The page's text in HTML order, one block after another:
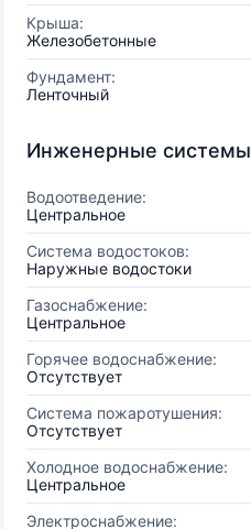
Крыша:
Железобетонные
Фундамент:
Ленточный
Инженерные системы
Водоотведение:
Центральное
Система водостоков:
Наружные водостоки
Газоснабжение:
Центральное
Горячее водоснабжение:
Отсутствует
Система пожаротушения:
Отсутствует
Холодное водоснабжение:
Центральное
Электроснабжение: